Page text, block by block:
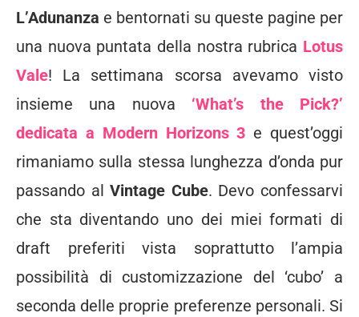
L’Adunanza e bentornati su queste pagine per
una nuova puntata della nostra rubrica Lotus
Vale! La settimana scorsa avevamo visto
insieme una nuova ‘What’s the Pick?’
dedicata a Modern Horizons 3 e quest’oggi
rimaniamo sulla stessa lunghezza d’onda pur
passando alVintage Cube. Devo confessarvi
che sta diventando uno dei miei formati di
draft preferiti vista soprattutto l’ampia
possibilità di customizzazione del ‘cubo’ a
seconda delle proprie preferenze personali. Si